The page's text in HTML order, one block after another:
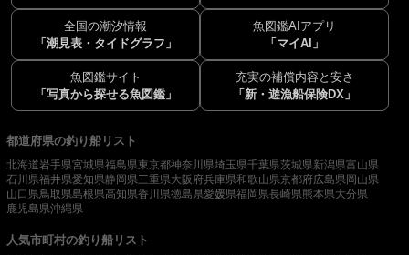
全国の潮汐情報
「潮見表・タイドグラフ」
魚図鑑AIアプリ
「マイAI」
魚図鑑サイト
「写真から探せる魚図鑑」
充実の補償内容と安さ
「新・遊漁船保険DX」
都道府県の釣り船リスト
北海道岩手県宮城県福島県東京都神奈川県埼玉県千葉県茨城県新潟県富山県
石川県福井県愛知県静岡県三重県大阪府兵庫県和歌山県京都府広島県岡山県
山口県鳥取県島根県高知県香川県徳島県愛媛県福岡県長崎県熊本県大分県
鹿児島県沖縄県
人気市町村の釣り船リスト